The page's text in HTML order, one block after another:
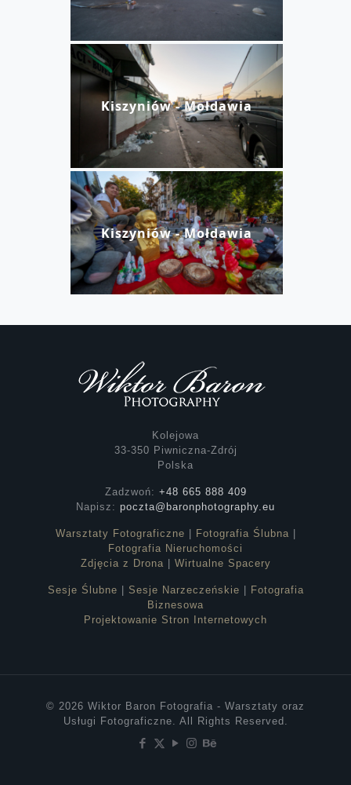
Kiszyniów - Mołdawia
Kiszyniów - Mołdawia
Kolejowa
33-350 Piwniczna-Zdrój
Polska
Zadzwoń: +48 665 888 409
Napisz: poczta@baronphotography.eu
Warsztaty Fotograficzne Fotografia Ślubna
Fotografia Nieruchomości
Zdjęcia z Drona
Wirtualne Spacery
Sesje Ślubne Sesje Narzeczeńskie
Fotografia
Biznesowa
Projektowanie Stron Internetowych
© 2026 Wiktor Baron Fotografia - Warsztaty oraz
Usługi Fotograficzne. All Rights Reserved.